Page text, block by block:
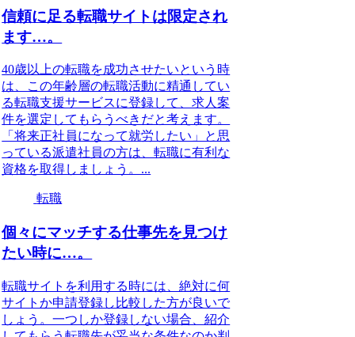
信頼に足る転職サイトは限定され
ます…。
40歳以上の転職を成功させたいという時
は、この年齢層の転職活動に精通してい
る転職支援サービスに登録して、求人案
件を選定してもらうべきだと考えます。
「将来正社員になって就労したい」と思
っている派遣社員の方は、転職に有利な
資格を取得しましょう。...
転職
個々にマッチする仕事先を見つけ
たい時に…。
転職サイトを利用する時には、絶対に何
サイトか申請登録し比較した方が良いで
しょう。一つしか登録しない場合、紹介